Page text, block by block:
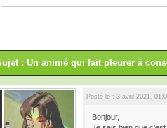
: Un animé qui fait pleurer à
Posté le : 3 avril 2021,
Bonjour,